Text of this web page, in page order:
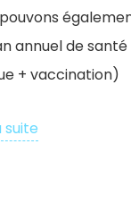
annuel de
+ vaccination)
suite